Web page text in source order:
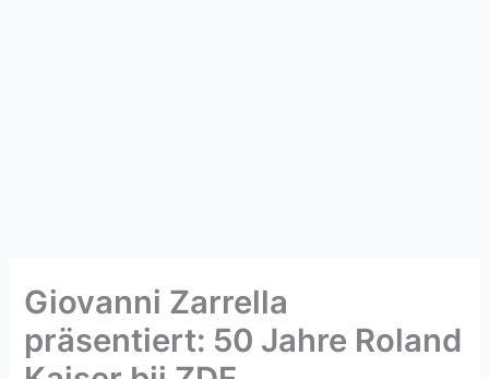
Giovanni Zarrella
präsentiert: 50 Jahre Roland